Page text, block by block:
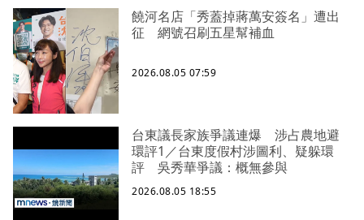
饒河名店「秀蓋掉蔣萬安簽名」遭出
征 網號召刷五星幫補血
2026.08.05 07:59
台東議長家族爭議連爆 涉占農地避
環評1／台東度假村涉圖利、疑躲環
評 吳秀華爭議：概無參與
2026.08.05 18:55